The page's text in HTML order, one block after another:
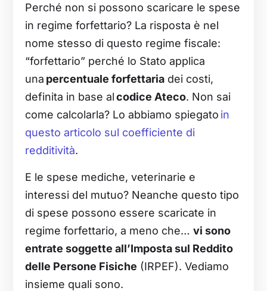
Perché non si possono scaricare le spese
in regime forfettario? La risposta è nel
nome stesso di questo regime fiscale:
“forfettario” perché lo Stato applica
una percentuale forfettaria dei costi,
definita in base alcodice Ateco. Non sai
come calcolarla? Lo abbiamo spiegato in
questo articolo sul coefficiente di
redditività.
E le spese mediche, veterinarie e
interessi del mutuo? Neanche questo tipo
di spese possono essere scaricate in
regime forfettario, a meno che…vi sono
entrate soggette all’Imposta sul Reddito
delle Persone Fisiche (IRPEF). Vediamo
insieme quali sono.